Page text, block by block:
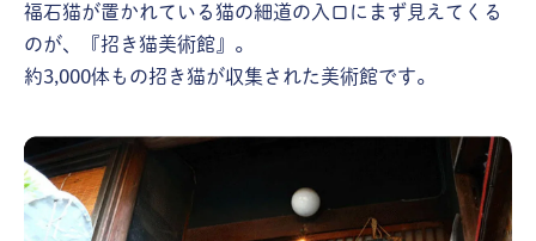
福石猫が置かれている猫の細道の入口にまず見えてくる
のが、『招き猫美術館』。
約3,000体もの招き猫が収集された美術館です。